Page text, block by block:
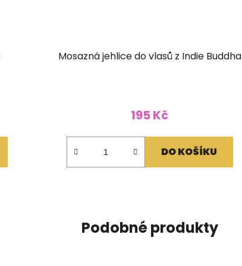
Mosazná jehlice do vlasů z Indie Buddha
195 Kč
DO KOŠÍKU
Podobné produkty